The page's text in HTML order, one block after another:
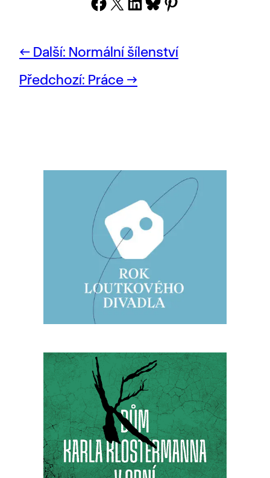
Další: Normální šílenství
Předchozí: Práce